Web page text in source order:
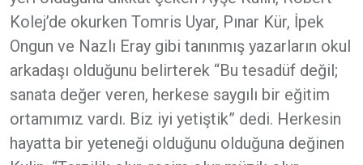
Kolej’de okurken Tomris Uyar, Pınar Kür, İpek
Ongun ve Nazlı Eray gibi tanınmış yazarların okul
arkadaşı olduğunu belirterek “Bu tesadüf değil;
sanata değer veren, herkese saygılı bir eğitim
ortamımız vardı. Biz iyi yetiştik” dedi. Herkesin
hayatta bir yeteneği olduğunu olduğuna değinen